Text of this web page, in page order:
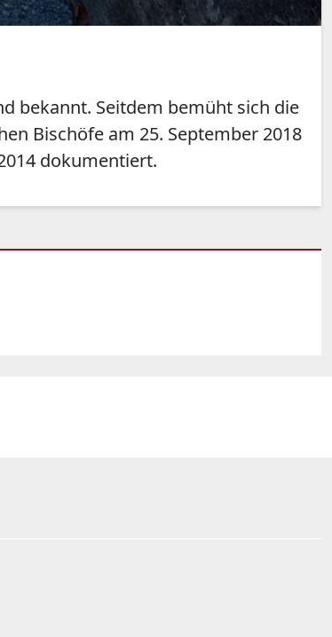
bekannt. Seitdem bemüht sich die
Bischöfe am 25. September 2018
dokumentiert.